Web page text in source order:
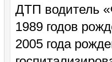
ДТП водитель
1989 годов
2005 года